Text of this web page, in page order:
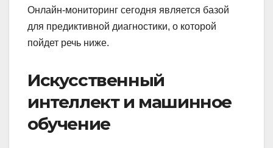
Онлайн-мониторинг сегодня является базой
для предиктивной диагностики, о которой
пойдет речь ниже.
Искусственный
интеллект и машинное
обучение